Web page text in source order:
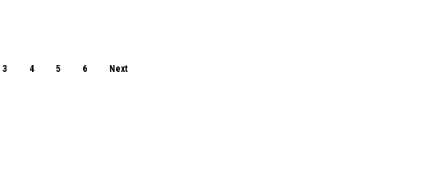
3 4 5 6 Next